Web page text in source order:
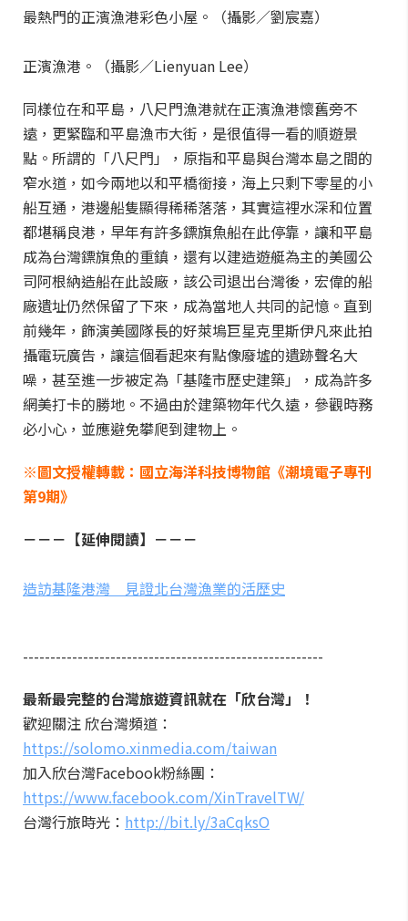
最熱門的正濱漁港彩色小屋。（攝影／劉宸嘉）
正濱漁港。（攝影／Lienyuan Lee）
同樣位在和平島，八尺門漁港就在正濱漁港懷舊旁不
遠，更緊臨和平島漁巿大街，是很值得一看的順遊景
點。所謂的「八尺門」，原指和平島與台灣本島之間的
窄水道，如今兩地以和平橋銜接，海上只剩下零星的小
船互通，港邊船隻顯得稀稀落落，其實這裡水深和位置
都堪稱良港，早年有許多鏢旗魚船在此停靠，讓和平島
成為台灣鏢旗魚的重鎮，還有以建造遊艇為主的美國公
司阿根納造船在此設廠，該公司退出台灣後，宏偉的船
廠遺址仍然保留了下來，成為當地人共同的記憶。直到
前幾年，飾演美國隊長的好萊塢巨星克里斯伊凡來此拍
攝電玩廣告，讓這個看起來有點像廢墟的遺跡聲名大
噪，甚至進一步被定為「基隆市歷史建築」，成為許多
網美打卡的勝地。不過由於建築物年代久遠，參觀時務
必小心，並應避免攀爬到建物上。
※圖文授權轉載：國立海洋科技博物館《潮境電子專刊
第9期》
－－－【延伸閱讀】－－－
造訪基隆港灣 見證北台灣漁業的活歷史
-------------------------------------------------------
最新最完整的台灣旅遊資訊就在「欣台灣」！
歡迎關注 欣台灣頻道：
https://solomo.xinmedia.com/taiwan
加入欣台灣Facebook粉絲團：
https://www.facebook.com/XinTravelTW/
台灣行旅時光： http://bit.ly/3aCqksO